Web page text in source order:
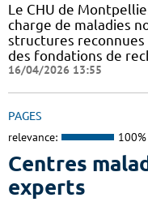
Le CHU de
charge de maladies
structures
des fondations de
16/04/2026 13:55
PAGES
relevance: 100%
Centres
experts